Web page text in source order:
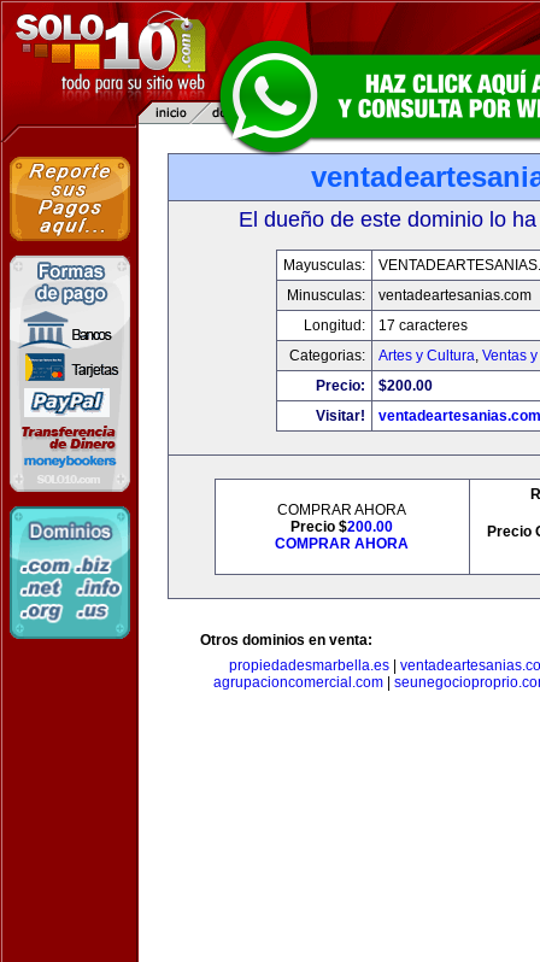
El dueño de este dominio lo
Mayusculas:
Minusculas:
ventadeartesanias.com
Longitud:
17 caracteres
Categorias:
Artes y Cultura, Ventas
Precio:
$200.00
Visitar!
ventadeartesanias.com
COMPRAR AHORA
Precio $200.00
COMPRAR AHORA
Precio
Otros dominios en venta:
propiedadesmarbella.es|
agrupacioncomercial.com